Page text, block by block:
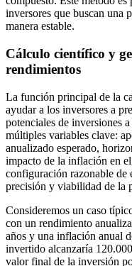
inversores que buscan una
manera estable.
Cálculo científico y
rendimientos
La función principal de la
ayudar a los inversores a
potenciales de inversiones
múltiples variables clave:
anualizado esperado,
impacto de la inflación en
configuración razonable de
precisión y viabilidad de la
Consideremos un caso
con un rendimiento
años y una inflación anual
invertido alcanzaría
valor final de la inversión